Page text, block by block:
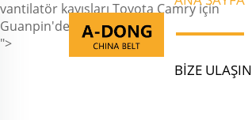
vantilatör kayışları Toyota Camry için
Guanpin'de biz nasıl ...
">
BIZE ULAŞIN